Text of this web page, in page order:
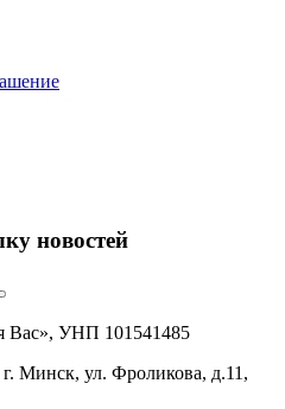
новостей
Вас», УНП 101541485
Минск, ул. Фроликова, д.11,